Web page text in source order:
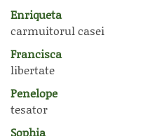
Enriqueta
carmuitorul casei
Francisca
libertate
Penelope
tesator
Sophia